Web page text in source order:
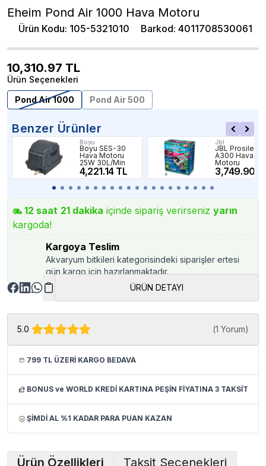
Eheim Pond Air 1000 Hava Motoru
Ürün Kodu: 105-5321010 Barkod: 4011708530061
10,310.97 TL
Ürün Seçenekleri
Pond Air 1000
Pond Air 500
Benzer Ürünler
Boyu
Boyu SES-30
Hava Motoru
25W 30L/Min
4,221.14 TL
Jbl
JBL Prosilent
A300 Hava
Motoru
3,749.90
12 saat 21 dakika içinde sipariş verirseniz yarın
kargoda!
Kargoya Teslim
Akvaryum bitkileri kategorisindeki siparişler ertesi
gün kargo için hazırlanmaktadır.
ÜRÜN DETAYI
5.0 (1 Yorum)
799 TL ÜZERİ KARGO BEDAVA
BONUS ve WORLD KREDİ KARTINA PEŞİN FİYATINA 3 TAKSİT
ŞİMDİ AL %1 KADAR PARA PUAN KAZAN
Ürün Özellikleri Taksit Seçenekleri